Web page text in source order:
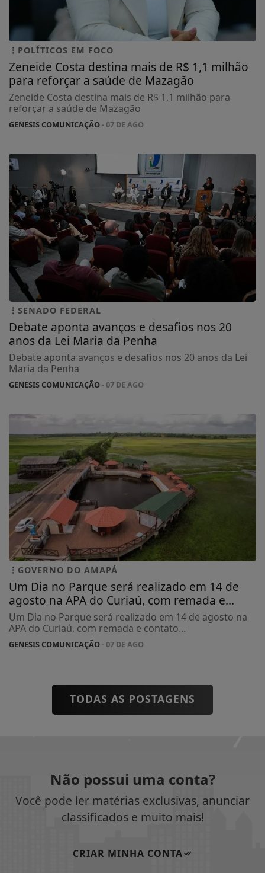
POLÍTICOS EM FOCO
Zeneide Costa destina mais de R$ 1,1 milhão
para reforçar a saúde de Mazagão
Zeneide Costa destina mais de R$ 1,1 milhão para
reforçar a saúde de Mazagão
GENESIS COMUNICAÇÃO- 07 DE AGO
SENADO FEDERAL
Debate aponta avanços e desafios nos 20
anos da Lei Maria da Penha
Debate aponta avanços e desafios nos 20 anos da Lei
Maria da Penha
GENESIS COMUNICAÇÃO- 07 DE AGO
GOVERNO DO AMAPÁ
Um Dia no Parque será realizado em 14 de
agosto na APA do Curiaú, com remada e...
Um Dia no Parque será realizado em 14 de agosto na
APA do Curiaú, com remada e contato...
GENESIS COMUNICAÇÃO- 07 DE AGO
TODAS AS POSTAGENS
Não possui uma conta?
Você pode ler matérias exclusivas, anunciar
classificados e muito mais!
CRIAR MINHA CONTA